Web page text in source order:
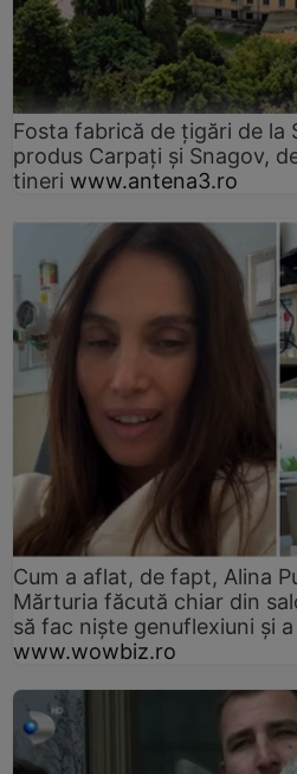
Fosta fabrică de țigări de la
produs Carpați și Snagov,
tineri www.antena3.ro
Cum a aflat, de fapt, Alina
Mărturia făcută chiar din
să fac niște genuflexiuni și
www.wowbiz.ro